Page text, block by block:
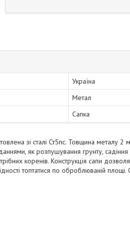
Україна
Метал
Сапка
зі сталі Ст5пс. Товщина
як розпушування грунту,
коренів. Конструкція сапи
топтатися по оброблюваній